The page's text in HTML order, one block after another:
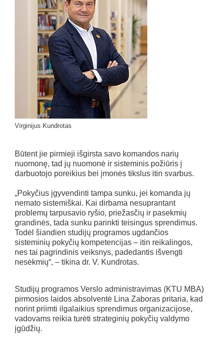
Virginijus Kundrotas
Būtent jie pirmieji išgirsta savo komandos narių
nuomonę, tad jų nuomonė ir sisteminis požiūris į
darbuotojo poreikius bei įmonės tikslus itin svarbus.
„Pokyčius įgyvendinti tampa sunku, jei komanda jų
nemato sistemiškai. Kai dirbama nesuprantant
problemų tarpusavio ryšio, priežasčių ir pasekmių
grandinės, tada sunku parinkti teisingus sprendimus.
Todėl šiandien studijų programos ugdančios
sisteminių pokyčių kompetencijas – itin reikalingos,
nes tai pagrindinis veiksnys, padedantis išvengti
nesėkmių“, – tikina dr. V. Kundrotas.
Studijų programos Verslo administravimas (KTU MBA)
pirmosios laidos absolventė Lina Zaboras pritaria, kad
norint priimti ilgalaikius sprendimus organizacijose,
vadovams reikia turėti strateginių pokyčių valdymo
įgūdžių.